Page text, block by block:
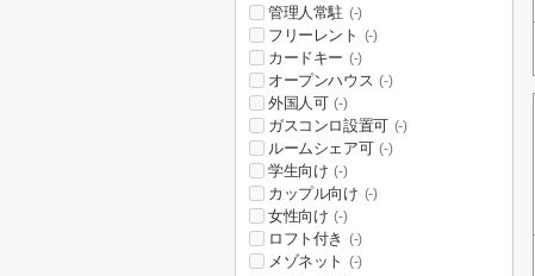
管理人常駐 (-)
フリーレント (-)
カードキー (-)
オープンハウス (-)
外国人可 (-)
ガスコンロ設置可 (-)
ルームシェア可 (-)
学生向け (-)
カップル向け (-)
女性向け (-)
ロフト付き (-)
メゾネット (-)